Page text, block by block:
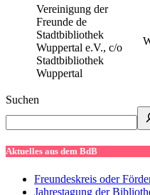
Vereinigung der
Freunde de
Stadtbibliothek
Wuppertal e.V., c/o
Stadtbibliothek
Wuppertal
Suchen
Aktuelles aus dem BdB
Freundeskreis oder
Jahrestagung der